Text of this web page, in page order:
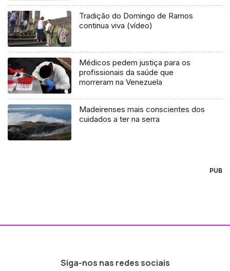
Tradição do Domingo de Ramos
continua viva (vídeo)
Médicos pedem justiça para os
profissionais da saúde que
morreram na Venezuela
Madeirenses mais conscientes dos
cuidados a ter na serra
PUB
Siga-nos nas redes sociais